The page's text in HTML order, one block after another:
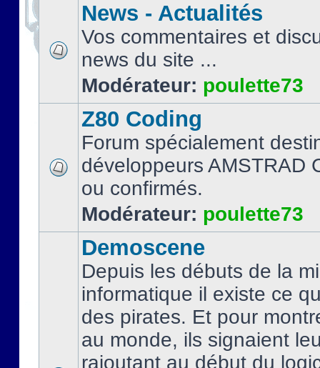
News - Actualités
Vos commentaires et
news du site ...
Modérateur: poulette73
Z80 Coding
Forum spécialement
développeurs AMSTRAD
ou confirmés.
Modérateur: poulette73
Demoscene
Depuis les débuts de la
informatique il existe ce
des pirates. Et pour
au monde, ils signaient
rajoutant au début du